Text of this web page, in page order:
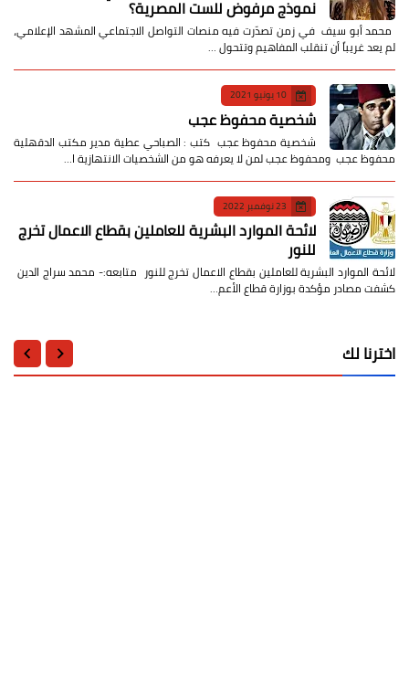
نموذج مرفوض للست المصرية؟
​ محمد أبو سيف ​في زمن تصدّرت فيه منصات التواصل الاجتماعي المشهد الإعلامي،
لم يعد غريباً أن تنقلب المفاهيم وتتحول …
10 يونيو 2021
شخصية محفوظ عجب
شخصية محفوظ عجب كتب : الصباحي عطية مدير مكتب الدقهلية
محفوظ عجب ومحفوظ عجب لمن لا يعرفه هو من الشخصيات الانتهازية ا…
23 نوفمبر 2022
لائحة الموارد البشرية للعاملين بقطاع الاعمال تخرج
للنور
لائحة الموارد البشرية للعاملين بقطاع الاعمال تخرج للنور متابعه:- محمد سراج الدين
كشفت مصادر مؤكدة بوزارة قطاع الأعم…
اخترنا لك